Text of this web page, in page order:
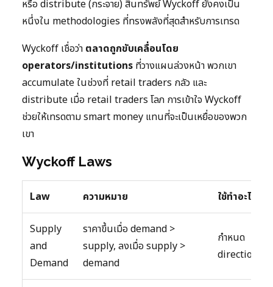
หรือ distribute (กระจาย) สินทรัพย์ Wyckoff ยังคงเป็น
หนึ่งใน methodologies ที่ทรงพลังที่สุดสำหรับการเทรด
Wyckoff เชื่อว่า ตลาดถูกขับเคลื่อนโดย
operators/institutions ที่วางแผนล่วงหน้า พวกเขา
accumulate ในช่วงที่ retail traders กลัว และ
distribute เมื่อ retail traders โลภ การเข้าใจ Wyckoff
ช่วยให้เทรดตาม smart money แทนที่จะเป็นเหยื่อของพวก
เขา
Wyckoff Laws
Law ความหมาย ใช้ทำอะไร
Supply
and
Demand
ราคาขึ้นเมื่อ demand >
supply, ลงเมื่อ supply >
demand
กำหนด
direction